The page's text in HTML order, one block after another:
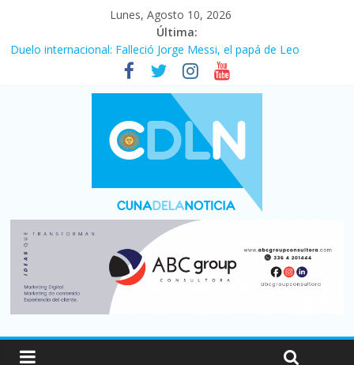
Lunes, Agosto 10, 2026
Última:
Duelo internacional: Falleció Jorge Messi, el papá de Leo
El consumo sigue frenado: las ventas minoristas cayeron 3,8 en
julio y acumulan siete meses en baja
Newell’s cayó 2 a 1 ante Defensa y Justicia en Florencio Varela
por la cuarta fecha del Clausura
El agro argentino logró un récord histórico de exportaciones en
el primer semestre de 2026
La construcción cayó 4,1% en junio y registró su cuarta baja del